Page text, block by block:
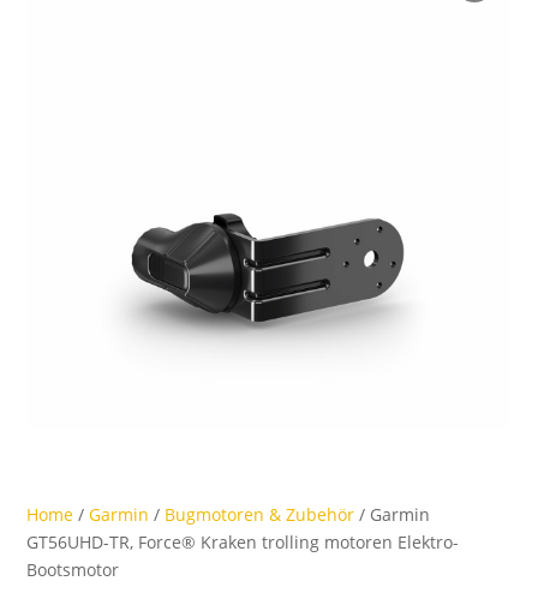
Home /Garmin / Bugmotoren & Zubehör / Garmin
GT56UHD-TR, Force® Kraken trolling motoren Elektro-
Bootsmotor